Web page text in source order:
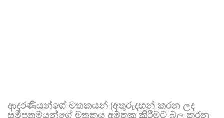
ආදරණීයන්ගේ මතකයන් (අතුරුදහන් කරන ලද
සමීපතමයන්ගේ මතකය අමතක කිරීමට බල කරන